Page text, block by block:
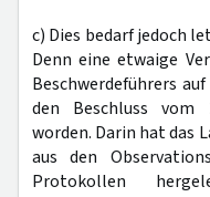
c) Dies bedarf jedoch
Denn eine etwaige
Beschwerdeführers
den Beschluss vom
worden. Darin hat das
aus den
Protokollen